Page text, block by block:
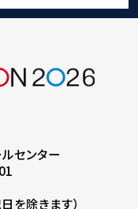
センター
を除きます）